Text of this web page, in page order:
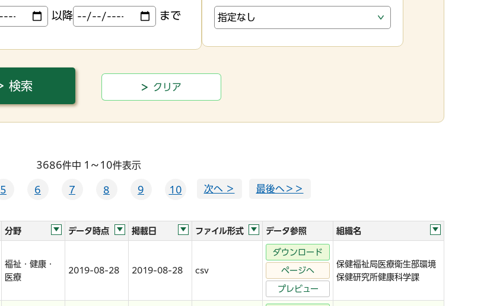
以降 まで
3686件中 1～10件表示
5 6 7 8 9 10 次へ ＞ 最後へ＞＞
分野 データ時点 掲載日 ファイル形式 データ参照 組織名
福祉・健康・
医療
2019-08-28 2019-08-28 csv
ダウンロード
ページへ
プレビュー
保健福祉局医療衛生部環境
保健研究所健康科学課